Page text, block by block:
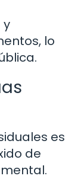
y
lo
es
de